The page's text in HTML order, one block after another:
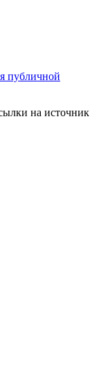
публичной
на источник